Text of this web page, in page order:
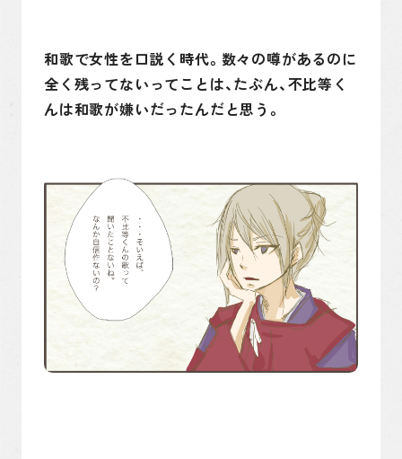
和歌で女性を口説く時代。数々の噂があるのに
全く残ってないってことは、たぶん、不比等く
んは和歌が嫌いだったんだと思う。